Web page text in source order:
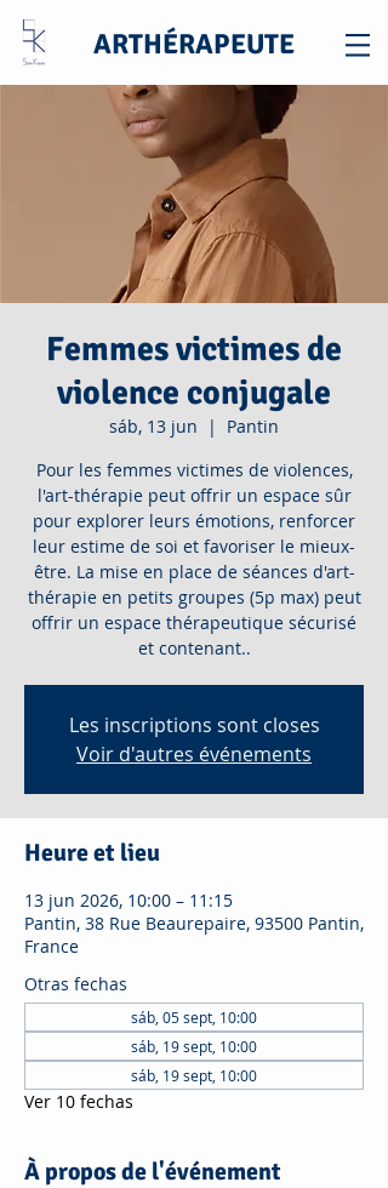
ARTHÉRAPEUTE
Femmes victimes de
violence conjugale
sáb, 13 jun
  |
Pantin
Pour les femmes victimes de violences,
l'art-thérapie peut offrir un espace sûr
pour explorer leurs émotions, renforcer
leur estime de soi et favoriser le mieux-
être. La mise en place de séances d'art-
thérapie en petits groupes (5p max) peut
offrir un espace thérapeutique sécurisé
et contenant..
Les inscriptions sont closes
Voir d'autres événements
Heure et lieu
13 jun 2026, 10:00 – 11:15
Pantin, 38 Rue Beaurepaire, 93500 Pantin,
France
Otras fechas
sáb, 05 sept, 10:00
sáb, 19 sept, 10:00
sáb, 19 sept, 10:00
Ver 10 fechas
À propos de l'événement